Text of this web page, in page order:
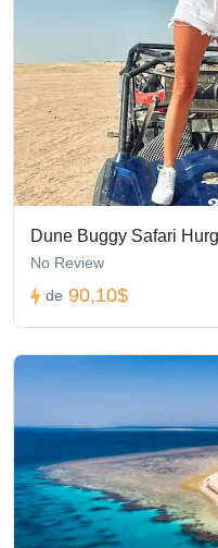
Dune Buggy Safari
No Review
de 90,10$